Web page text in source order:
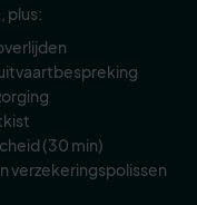
plus:
(30 min)
verzekeringspolissen